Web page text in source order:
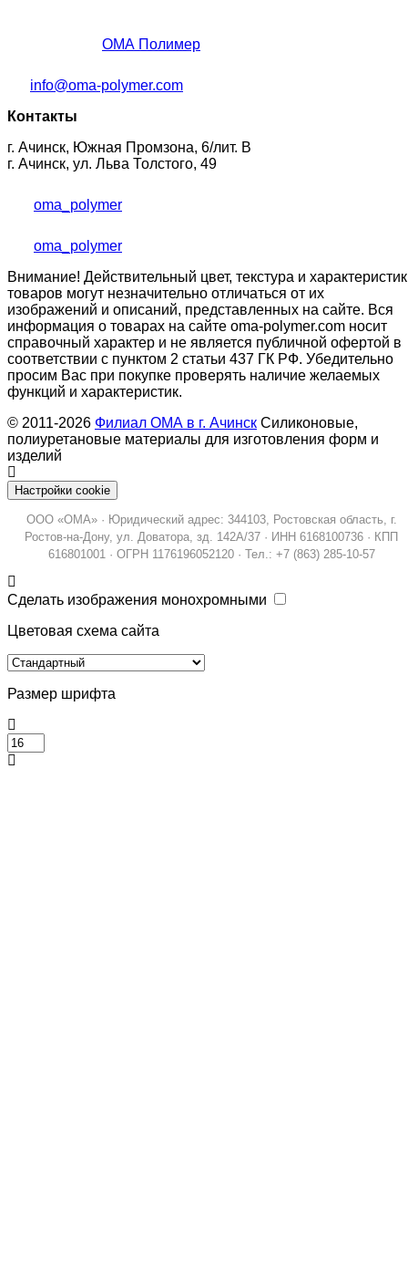
ОМА Полимер
info@oma-polymer.com
Контакты
г. Ачинск, Южная Промзона, 6/лит. В
г. Ачинск, ул. Льва Толстого, 49
oma_polymer
oma_polymer
Внимание! Действительный цвет, текстура и
товаров могут незначительно отличаться от их
изображений и описаний, представленных на сайте. Вся
информация о товарах на сайте oma-polymer.com носит
справочный характер и не является публичной офертой в
соответствии с пунктом 2 статьи 437 ГК РФ. Убедительно
просим Вас при покупке проверять наличие желаемых
функций и характеристик.
© 2011-2026 Филиал ОМА в г. Ачинск Силиконовые,
полиуретановые материалы для изготовления форм и
изделий
Настройки cookie
ООО «ОМА» · Юридический адрес: 344103, Ростовская область, г.
Ростов-на-Дону, ул. Доватора, зд. 142А/37 · ИНН 6168100736 · КПП
616801001 · ОГРН 1176196052120 · Тел.: +7 (863) 285-10-57
Сделать изображения монохромными
Цветовая схема сайта
Размер шрифта